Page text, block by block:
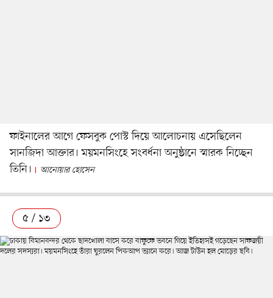
ফাইনালের আগে ফেসবুক পোস্ট দিয়ে আলোচনায় এসেছিলেন
সানজিদা আক্তার। ময়মনসিংহে সংবর্ধনা অনুষ্ঠানে স্মারক নিচ্ছেন
তিনি।
আনোয়ার হোসেন
৫ / ১৩